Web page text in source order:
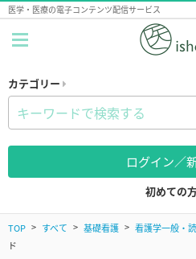
医学・医療の電子コンテンツ配信サービス
カテゴリー
ログイン／
初めての
TOP すべて 基礎看護 看護学一般・
ド